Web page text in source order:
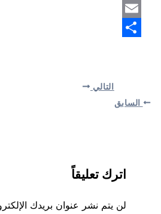
Mastodon
Email
السابق
التالي
اترك تعليقاً
لن يتم نشر عنوان بريدك الإلكتروني.